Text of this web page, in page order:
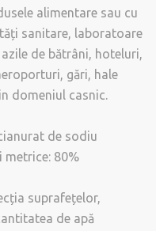
alimentare sau cu
sanitare, laboratoare
de bătrâni, hoteluri,
gări, hale
domeniul casnic.
de sodiu
80%
suprafețelor,
de apă